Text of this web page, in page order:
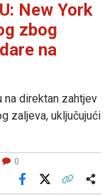
New York
zbog
na
na direktan zahtjev
zaljeva, uključujući
0
Facebook